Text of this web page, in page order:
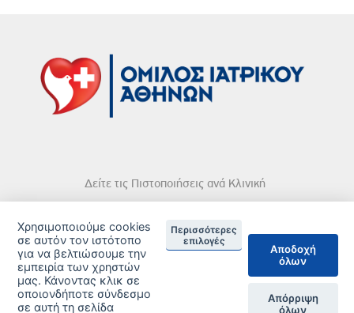
Δείτε τις Πιστοποιήσεις ανά Κλινική
© 2026 Copyright © Iatriko.gr | Powered by Aboutnet
Χρησιμοποιούμε cookies
σε αυτόν τον ιστότοπο
για να βελτιώσουμε την
εμπειρία των χρηστών
μας. Κάνοντας κλικ σε
οποιονδήποτε σύνδεσμο
σε αυτή τη σελίδα
Περισσότερες
επιλογές
Αποδοχή
όλων
Απόρριψη
όλων